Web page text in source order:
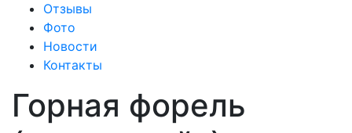
Отзывы
Фото
Новости
Контакты
Горная форель